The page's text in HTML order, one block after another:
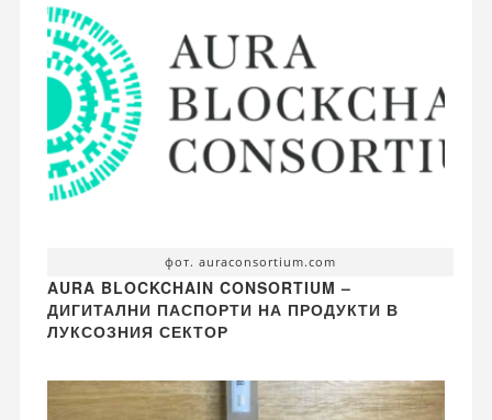
фот. auraconsortium.com
AURA BLOCKCHAIN CONSORTIUM –
ДИГИТАЛНИ ПАСПОРТИ НА ПРОДУКТИ В
ЛУКСОЗНИЯ СЕКТОР